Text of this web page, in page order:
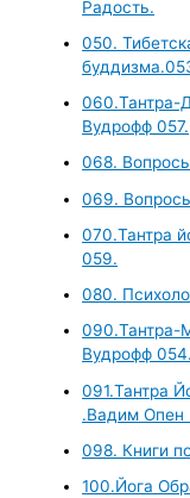
Радость.
050.
060.Тантра-
Вудрофф 057.
068.
069.
070.Тантра
059.
080.
090.Тантра-
Вудрофф 054.
091.Тантра
.Вадим Опен
098. Книги
100.Йога